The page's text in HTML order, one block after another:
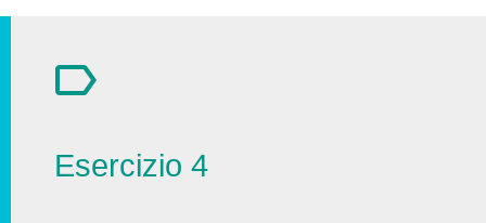
Esercizio 4